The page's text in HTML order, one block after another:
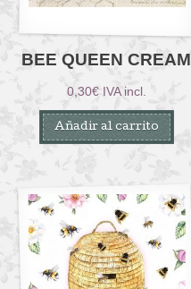
BEE QUEEN CREAM
0,30€ IVA incl.
Añadir al carrito